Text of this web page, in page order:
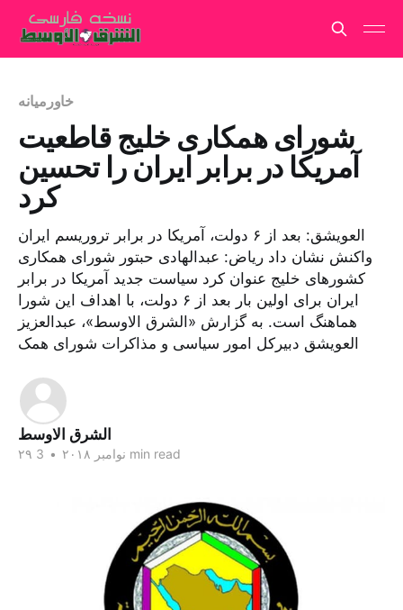
خاورمیانه
شورای همکاری خلیج قاطعیت
آمریکا در برابر ایران را تحسین
کرد
العویشق: بعد از ۶ دولت، آمریکا در برابر تروریسم ایران
واکنش نشان داد ریاض: عبدالهادی حبتور شورای همکاری
کشورهای خلیج عنوان کرد سیاست جدید آمریکا در برابر
ایران برای اولین بار بعد از ۶ دولت، با اهداف این شورا
هماهنگ است. به گزارش «الشرق الاوسط»، عبدالعزیز
العویشق دبیرکل امور سیاسی و مذاکرات شورای همک
الشرق الاوسط
۲۹ نوامبر ۲۰۱۸ • 3 min read